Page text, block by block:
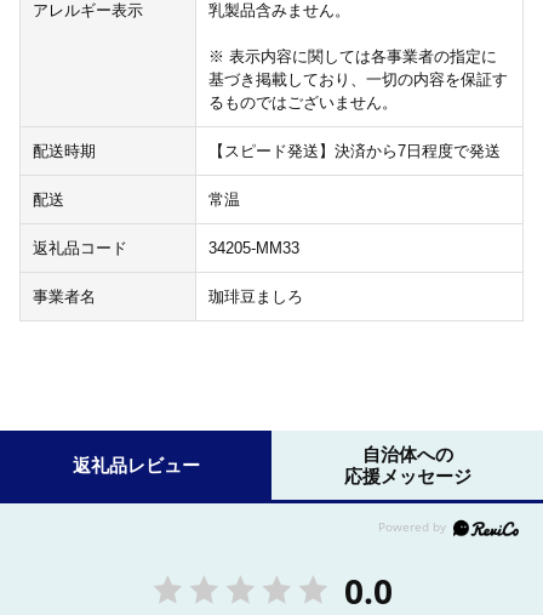
アレルギー表示 乳製品含みません。
※ 表示内容に関しては各事業者の指定に
基づき掲載しており、一切の内容を保証す
るものではございません。
配送時期 【スピード発送】決済から7日程度で発送
配送 常温
返礼品コード 34205-MM33
事業者名 珈琲豆ましろ
返礼品レビュー
自治体への
応援メッセージ
0.0